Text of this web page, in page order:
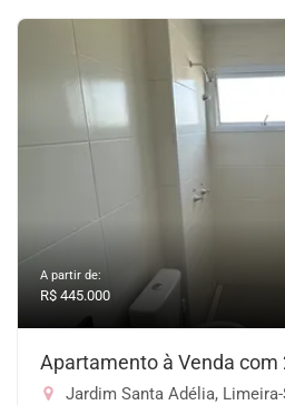
A partir de:
R$ 445.000
Apartamento à Venda com
Jardim Santa Adélia, Limeira-